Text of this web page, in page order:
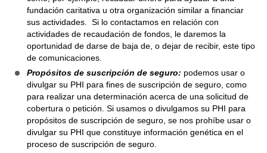
fundación caritativa u otra organización similar a financiar
sus actividades. Si lo contactamos en relación con
actividades de recaudación de fondos, le daremos la
oportunidad de darse de baja de, o dejar de recibir, este tipo
de comunicaciones.
Propósitos de suscripción de seguro: podemos usar o
divulgar su PHI para fines de suscripción de seguro, como
para realizar una determinación acerca de una solicitud de
cobertura o petición. Si usamos o divulgamos su PHI para
propósitos de suscripción de seguro, se nos prohíbe usar o
divulgar su PHI que constituye información genética en el
proceso de suscripción de seguro.